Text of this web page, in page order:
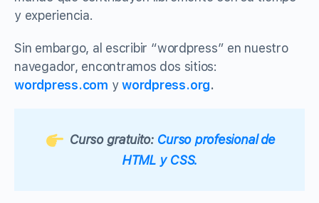
y experiencia.
Sin embargo, al escribir “wordpress” en nuestro
navegador, encontramos dos sitios:
wordpress.com ywordpress.org.
Curso gratuito: Curso profesional de
HTML y CSS.